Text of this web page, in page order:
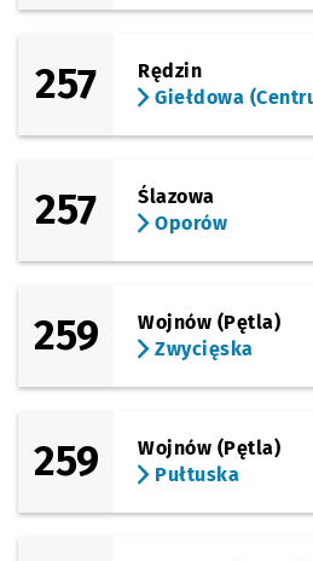
257
Rędzin
Giełdowa
257
Ślazowa
Oporów
259
Wojnów (Pętla)
Zwycięska
259
Wojnów (Pętla)
Pułtuska